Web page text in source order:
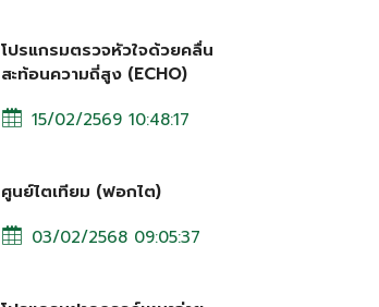
โปรแกรมตรวจหัวใจด้วยคลื่น
สะท้อนความถี่สูง (ECHO)
15/02/2569 10:48:17
ศูนย์ไตเทียม (ฟอกไต)
03/02/2568 09:05:37